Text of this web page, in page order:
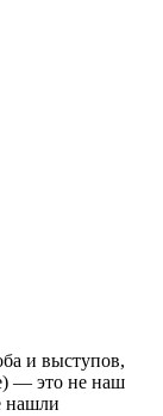
и выступов,
— это не наш
нашли